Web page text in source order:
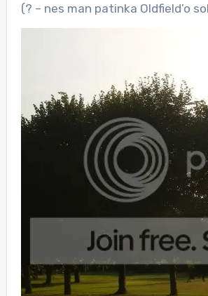
(? – nes man patinka Oldfield’o